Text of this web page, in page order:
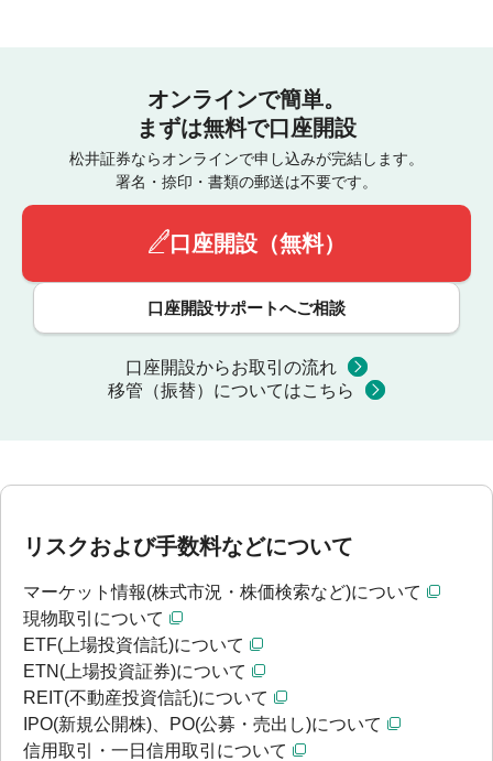
オンラインで簡単。
まずは無料で口座開設
松井証券ならオンラインで申し込みが完結します。
署名・捺印・書類の郵送は不要です。
口座開設（無料）
口座開設サポートへご相談
口座開設からお取引の流れ
移管（振替）についてはこちら
リスクおよび手数料などについて
マーケット情報(株式市況・株価検索など)について
現物取引について
ETF(上場投資信託)について
ETN(上場投資証券)について
REIT(不動産投資信託)について
IPO(新規公開株)、PO(公募・売出し)について
信用取引・一日信用取引について